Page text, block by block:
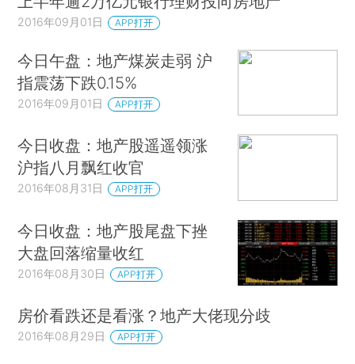
2016年09月01日 APP打开
今日午盘：地产煤炭走弱 沪
指震荡下跌0.15%
2016年09月01日 APP打开
今日收盘：地产股遥遥领涨
沪指八月飘红收官
2016年08月31日 APP打开
今日收盘：地产股尾盘下挫
大盘回落缩量收红
2016年08月30日 APP打开
房价看跌还是看涨？地产大佬现分歧
2016年08月29日 APP打开